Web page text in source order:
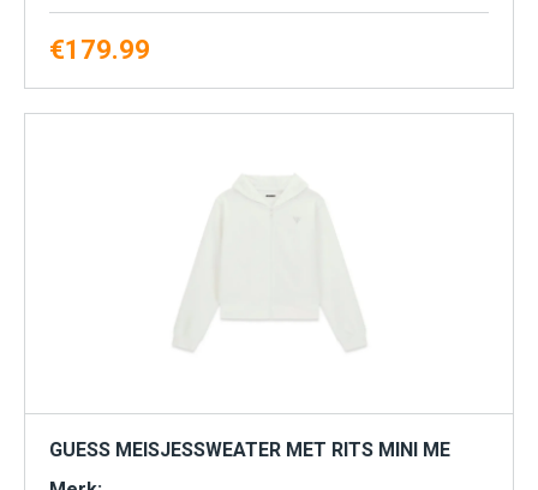
€179.99
GUESS MEISJESSWEATER MET RITS MINI ME